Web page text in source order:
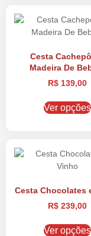
Cesta
Madeira De
R$139,00
Ver opções
Cesta Chocolates
R$239,00
Ver opções